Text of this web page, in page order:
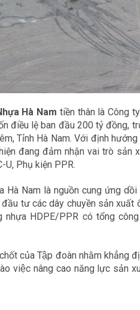
Hà Nam tiền thân là Công
điều lệ ban đầu 200 tỷ đồng,
Tỉnh Hà Nam. Với định
đang đảm nhận vai trò sản
U, Phụ kiện PPR.
Hà Nam là nguồn cung ứng
tư các dây chuyền sản
HDPE/PPR có tổng
của Tập đoàn nhằm khẳng
việc nâng cao năng lực sản